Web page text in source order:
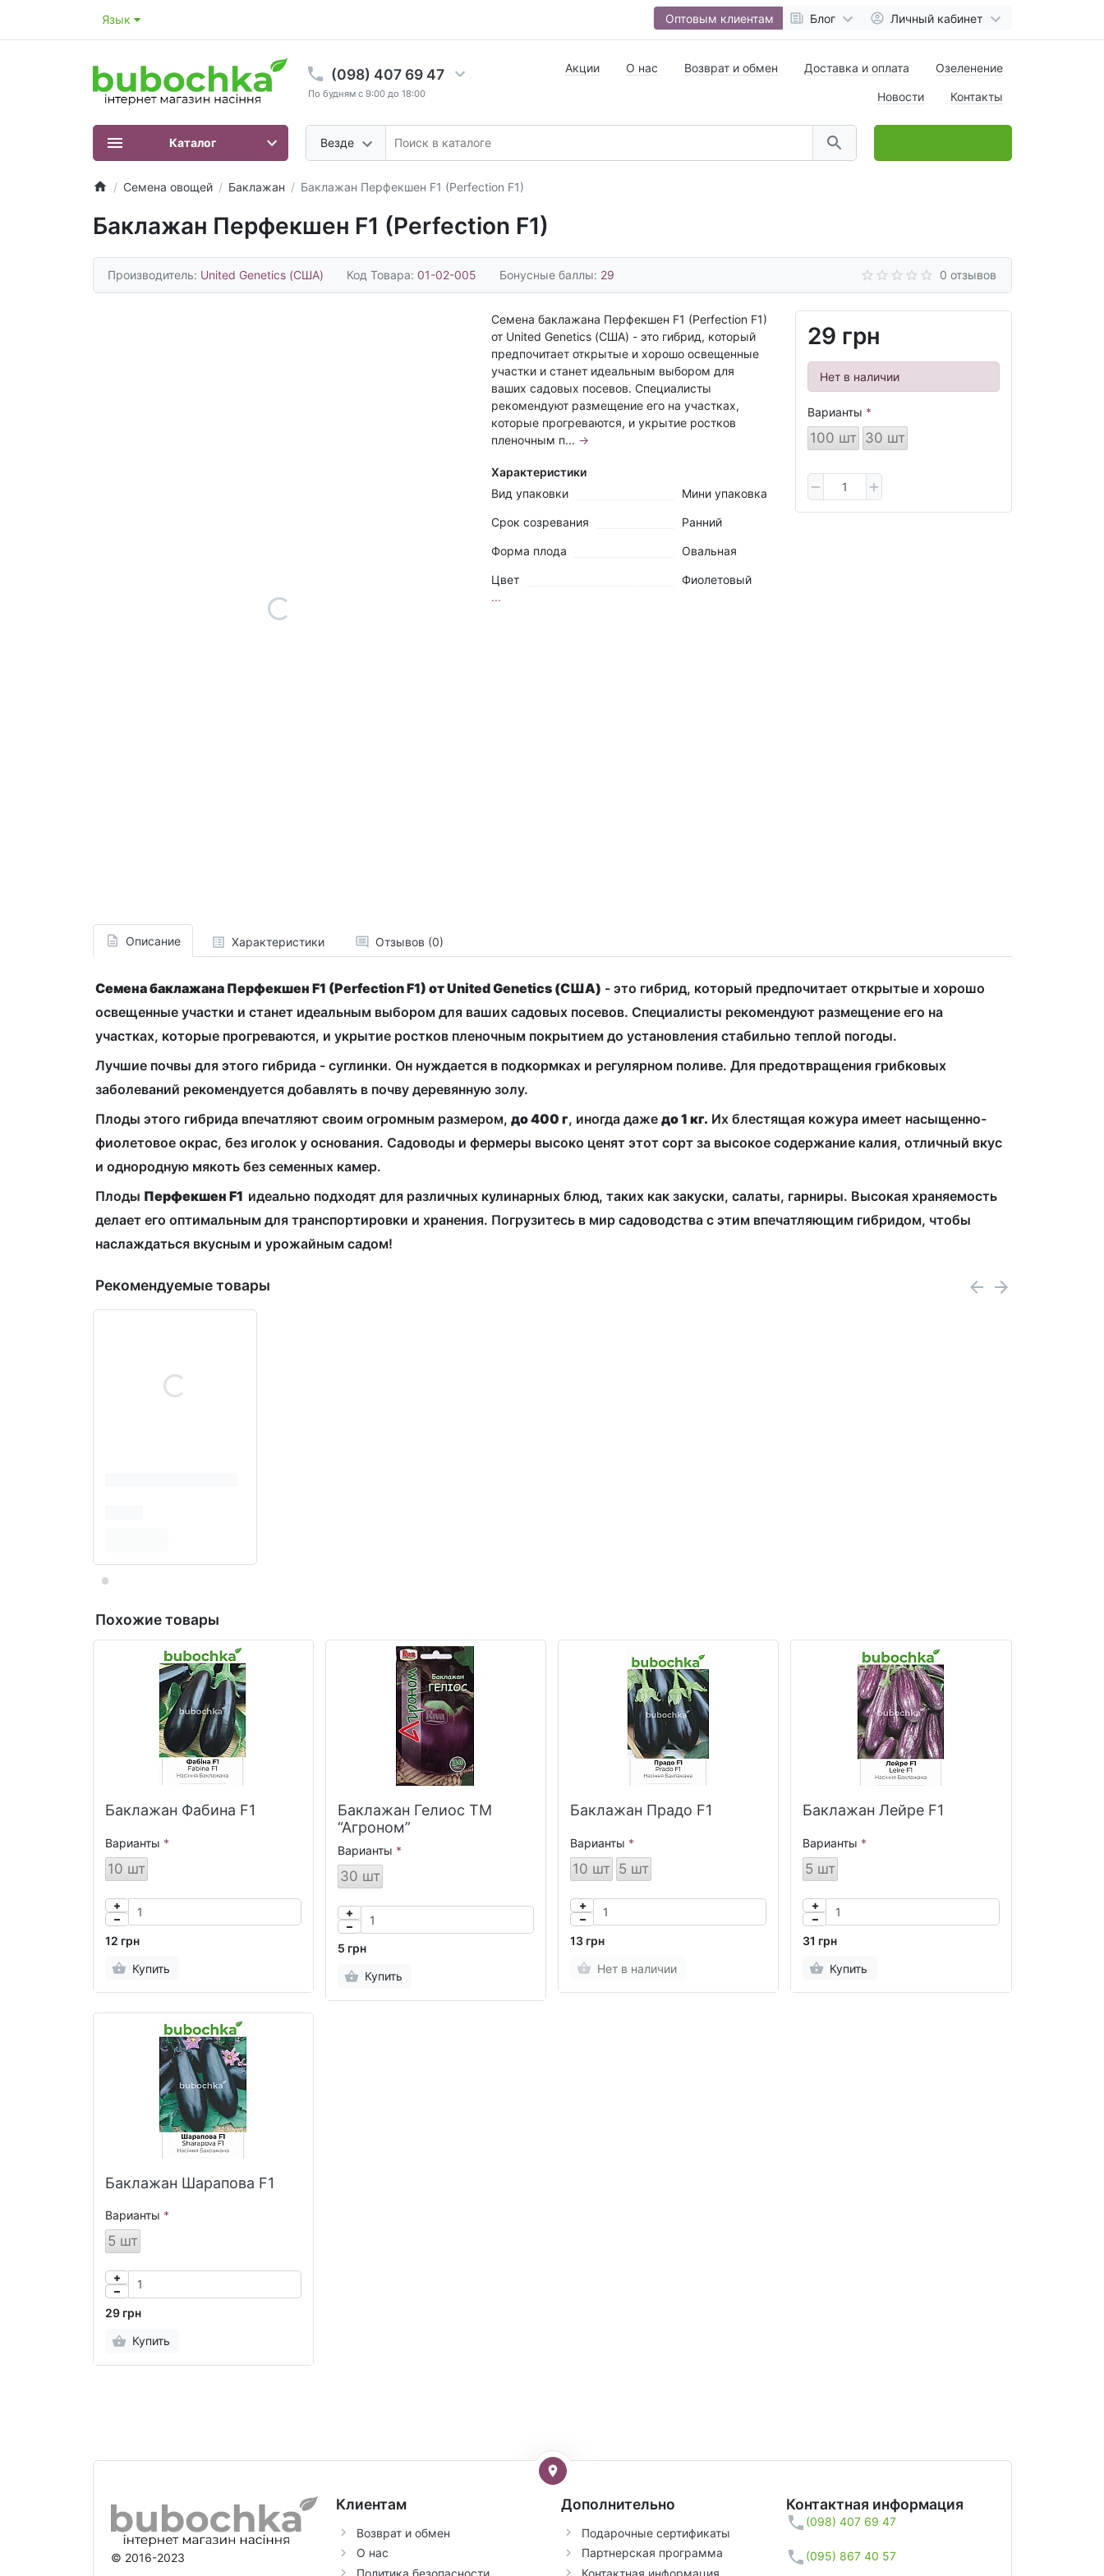
Язык Оптовым клиентам Блог Личный кабинет
(098) 407 69 47
По будням с 9:00 до 18:00
Везде
Акции О нас Возврат и обмен Доставка и оплата Озеленение
Новости Контакты
Каталог
Семена овощей Баклажан Баклажан Перфекшен F1 (Perfection F1)
Баклажан Перфекшен F1 (Perfection F1)
Производитель: United Genetics (США) Код Товара: 01-02-005 Бонусные баллы: 29 0 отзывов
29 грн
Нет в наличии
Варианты
100 шт 30 шт
Семена баклажана Перфекшен F1 (Perfection F1)
от United Genetics (США) - это гибрид, который
предпочитает открытые и хорошо освещенные
участки и станет идеальным выбором для
ваших садовых посевов. Специалисты
рекомендуют размещение его на участках,
которые прогреваются, и укрытие ростков
пленочным п... →
Характеристики
Вид упаковки
Мини упаковка
Срок созревания Ранний
Форма плода Овальная
Цвет
Фиолетовый
...
Описание Характеристики Отзывов (0)
Семена баклажана Перфекшен F1 (Perfection F1) от United Genetics (США) - это гибрид, который предпочитает открытые и хорошо
освещенные участки и станет идеальным выбором для ваших садовых посевов. Специалисты рекомендуют размещение его на
участках, которые прогреваются, и укрытие ростков пленочным покрытием до установления стабильно теплой погоды.
Лучшие почвы для этого гибрида - суглинки. Он нуждается в подкормках и регулярном поливе. Для предотвращения грибковых
заболеваний рекомендуется добавлять в почву деревянную золу.
Плоды этого гибрида впечатляют своим огромным размером, до 400 г, иногда даже до 1 кг. Их блестящая кожура имеет насыщенно-
фиолетовое окрас, без иголок у основания. Садоводы и фермеры высоко ценят этот сорт за высокое содержание калия, отличный вкус
и однородную мякоть без семенных камер.
Плоды Перфекшен F1 идеально подходят для различных кулинарных блюд, таких как закуски, салаты, гарниры. Высокая храняемость
делает его оптимальным для транспортировки и хранения. Погрузитесь в мир садоводства с этим впечатляющим гибридом, чтобы
наслаждаться вкусным и урожайным садом!
Рекомендуемые товары
Похожие товары
Баклажан Фабина F1
Варианты
10 шт
12 грн
Купить
Баклажан Гелиос ТМ
“Агроном”
Варианты
30 шт
5 грн
Купить
Баклажан Прадо F1
Варианты
10 шт 5 шт
13 грн
Нет в наличии
Баклажан Лейре F1
Варианты
5 шт
31 грн
Купить
Баклажан Шарапова F1
Варианты
5 шт
29 грн
Купить
© 2016-2023
Клиентам
Возврат и обмен
О нас
Политика безопасности
Дополнительно
Подарочные сертификаты
Партнерская программа
Контактная информация
Контактная информация
(098) 407 69 47
(095) 867 40 57